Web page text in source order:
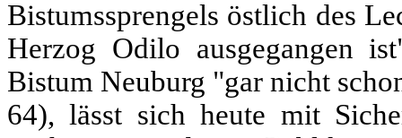
Bistumssprengels östlich des
Herzog Odilo ausgegangen
Bistum Neuburg "gar nicht
64), lässt sich heute mit